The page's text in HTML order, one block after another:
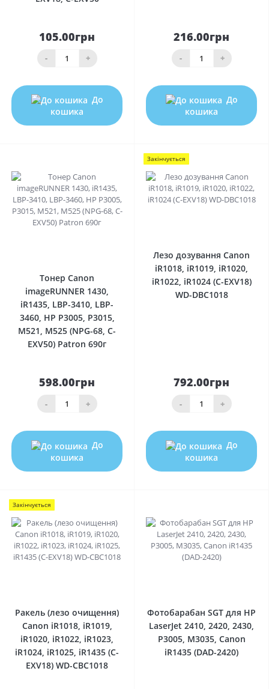
105.00грн
- +
До
кошика
216.00грн
- +
До
кошика
Тонер Canon
imageRUNNER 1430,
iR1435, LBP-3410, LBP-
3460, HP P3005, P3015,
M521, M525 (NPG-68, C-
EXV50) Patron 690г
598.00грн
- +
До
кошика
Закінчується
Лезо дозування Canon
iR1018, iR1019, iR1020,
iR1022, iR1024 (C-EXV18)
WD-DBC1018
792.00грн
- +
До
кошика
Закінчується
Ракель (лезо очищення)
Canon iR1018, iR1019,
iR1020, iR1022, iR1023,
iR1024, iR1025, iR1435 (C-
EXV18) WD-CBC1018
Фотобарабан SGT для HP
LaserJet 2410, 2420, 2430,
P3005, M3035, Canon
iR1435 (DAD-2420)